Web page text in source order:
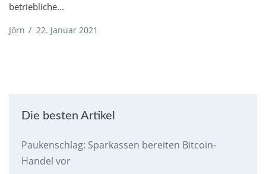
betriebliche...
Jörn / 22. Januar 2021
Die besten Artikel
Paukenschlag: Sparkassen bereiten Bitcoin-
Handel vor